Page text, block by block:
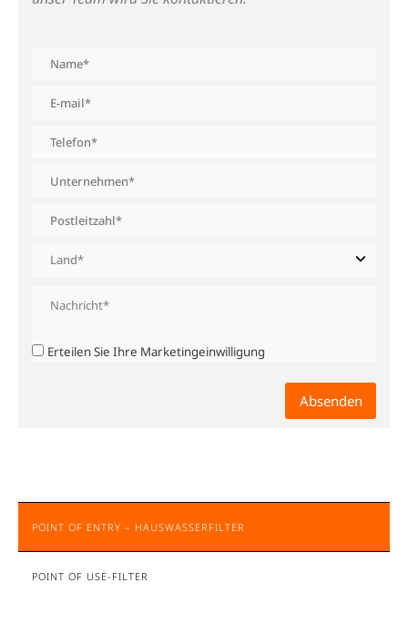
Erteilen Sie Ihre Marketingeinwilligung
POINT OF ENTRY – HAUSWASSERFILTER
POINT OF USE-FILTER